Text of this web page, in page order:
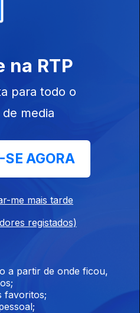
Ep. 3 28 mar. 2026
Sónia Tavares
na RTP
para todo o
media
SE AGORA
me mais tarde
registados)
a partir de onde ficou,
favoritos;